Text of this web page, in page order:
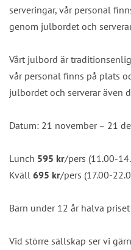
serveringar, vår personal
genom julbordet och
Vårt julbord är
vår personal finns på plats
julbordet och serverar även
Datum: 21 november – 21
Lunch 595 kr/pers (11.00-
Kväll 695 kr/pers (17.00-
Barn under 12 år halva
Vid större sällskap ser vi